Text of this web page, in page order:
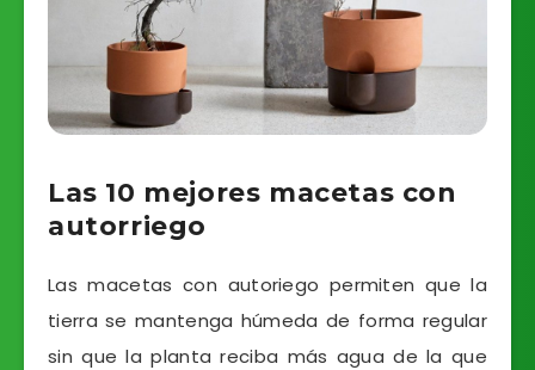
Las 10 mejores macetas con
autorriego
Las macetas con autoriego permiten que la
tierra se mantenga húmeda de forma regular
sin que la planta reciba más agua de la que